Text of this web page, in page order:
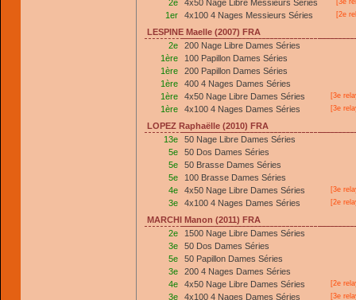
2e 4x50 Nage Libre Messieurs Séries [3e
1er 4x100 4 Nages Messieurs Séries [2e
LESPINE Maelle (2007) FRA
2e
200 Nage Libre Dames Séries
1ère
100 Papillon Dames Séries
1ère
200 Papillon Dames Séries
1ère
400 4 Nages Dames Séries
1ère
4x50 Nage Libre Dames Séries [3e
1ère 4x100 4 Nages Dames Séries [3e
LOPEZ Raphaëlle (2010) FRA
13e
50 Nage Libre Dames Séries
5e
50 Dos Dames Séries
5e
50 Brasse Dames Séries
5e
100 Brasse Dames Séries
4e
4x50 Nage Libre Dames Séries [3e
3e 4x100 4 Nages Dames Séries [2e
MARCHI Manon (2011) FRA
2e
1500 Nage Libre Dames Séries
3e
50 Dos Dames Séries
5e
50 Papillon Dames Séries
3e
200 4 Nages Dames Séries
4e
4x50 Nage Libre Dames Séries [2e
3e 4x100 4 Nages Dames Séries [3e